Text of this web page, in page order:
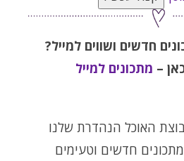
חדשים ושווים למייל?
– מתכונים למייל
האוכל הנהדרת שלנו
חדשים וטעימים